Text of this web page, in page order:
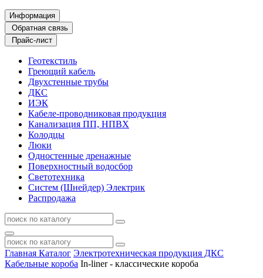
Информация
Обратная связь
Прайс-лист
Геотекстиль
Греющий кабель
Двухстенные трубы
ДКС
ИЭК
Кабеле-проводниковая продукция
Канализация ПП, НПВХ
Колодцы
Люки
Одностенные дренажные
Поверхностный водосбор
Светотехника
Систем (Шнейдер) Электрик
Распродажа
Главная Каталог Электротехническая продукция ДКС
Кабельные короба In-liner - классические короба